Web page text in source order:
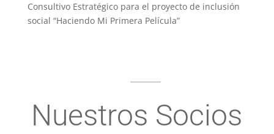
Consultivo Estratégico para el proyecto de inclusión
social “Haciendo Mi Primera Película”
Nuestros Socios